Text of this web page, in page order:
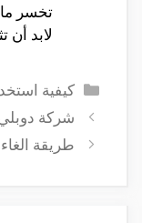
تخسر
لابد
التصنيفات
كيفية
شركة دوبلي
طريقة